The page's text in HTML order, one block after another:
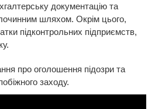
документацію та
шляхом. Окрім цього,
підконтрольних підприємств,
про оголошення підозри та
заходу.